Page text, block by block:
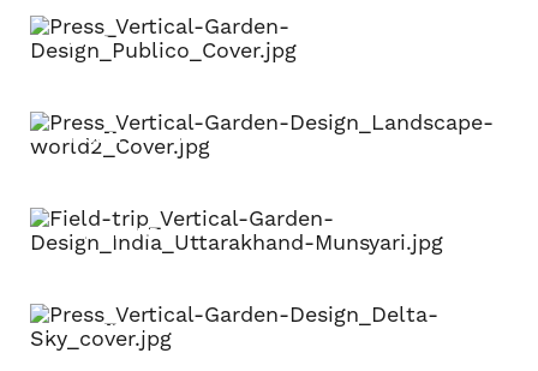
PUBLICO
LANDSCAPE WORLD VOL 70
UTTARAKHAND
DELTA SKY MAGAZINE